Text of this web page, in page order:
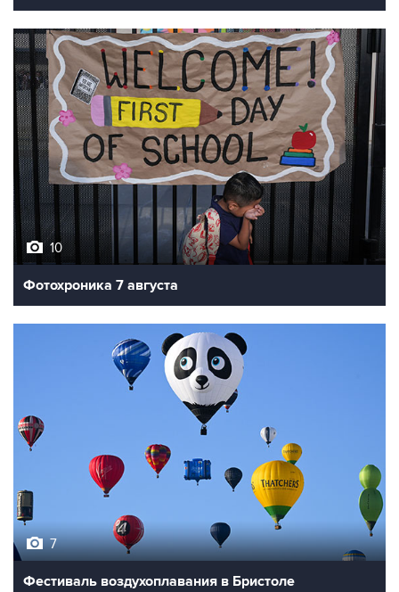
10
Фотохроника 7 августа
7
Фестиваль воздухоплавания в Бристоле